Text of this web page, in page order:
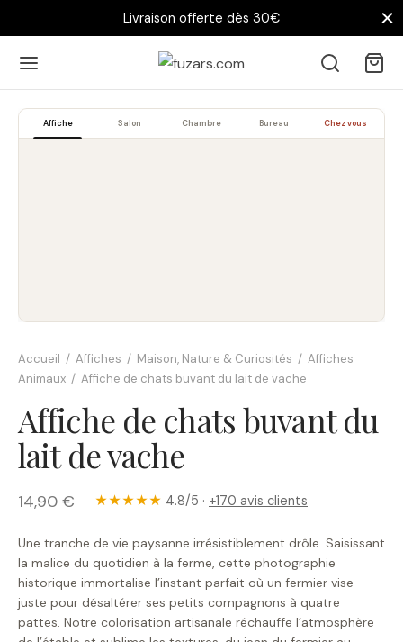
Livraison offerte dès 30€
Affiche Salon Chambre Bureau Chez vous
Accueil / Affiches / Maison, Nature & Curiosités / Affiches
Animaux / Affiche de chats buvant du lait de vache
Affiche de chats buvant du
lait de vache
14,90 € ★★★★★ 4.8/5 · +170 avis clients
Une tranche de vie paysanne irrésistiblement drôle. Saisissant
la malice du quotidien à la ferme, cette photographie
historique immortalise l’instant parfait où un fermier vise
juste pour désaltérer ses petits compagnons à quatre
pattes. Notre colorisation artisanale réchauffe l’atmosphère